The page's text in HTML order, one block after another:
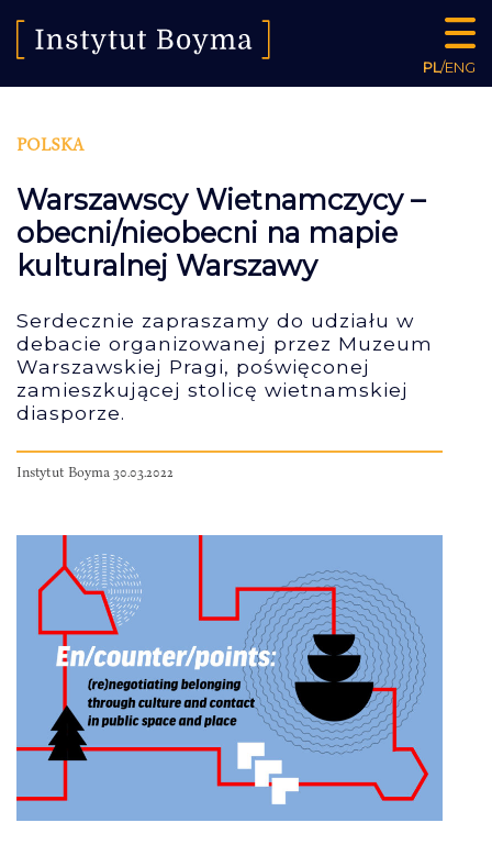
PL/ENG
POLSKA
Warszawscy Wietnamczycy –
obecni/nieobecni na mapie
kulturalnej Warszawy
Serdecznie zapraszamy do udziału w
debacie organizowanej przez Muzeum
Warszawskiej Pragi, poświęconej
zamieszkującej stolicę wietnamskiej
diasporze.
Instytut Boyma 30.03.2022